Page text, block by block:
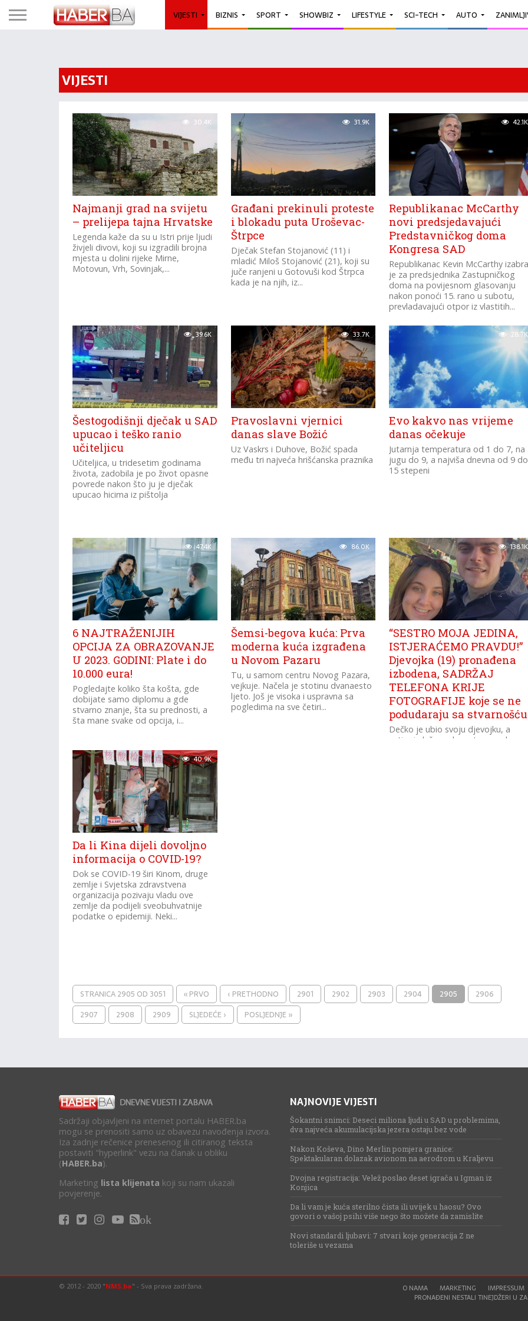
VIJESTI BIZNIS SPORT SHOWBIZ LIFESTYLE SCI-TECH AUTO
VIJESTI
30.4K
Najmanji grad na svijetu
– prelijepa tajna Hrvatske
Legenda kaže da su u Istri prije ljudi
živjeli divovi, koji su izgradili brojna
mjesta u dolini rijeke Mirne,
Motovun, Vrh, Sovinjak,...
31.9K
Građani prekinuli proteste
i blokadu puta Uroševac-
Štrpce
Dječak Stefan Stojanović (11) i
mladić Miloš Stojanović (21), koji su
juče ranjeni u Gotovuši kod Štrpca
kada je na njih, iz...
42.1K
Republikanac McCarthy
novi predsjedavajući
Predstavničkog doma
Kongresa SAD
Republikanac Kevin McCarthy
je za predsjednika Zastupničkog
doma na povijesnom glasovanju
nakon ponoći 15. rano u subotu,
prevladavajući otpor iz vlastitih...
39.6K
Šestogodišnji dječak u SAD
upucao i teško ranio
učiteljicu
Učiteljica, u tridesetim godinama
života, zadobila je po život opasne
povrede nakon što ju je dječak
upucao hicima iz pištolja
33.7K
Pravoslavni vjernici
danas slave Božić
Uz Vaskrs i Duhove, Božić spada
među tri najveća hrišćanska praznika
28.7K
Evo kakvo nas vrijeme
danas očekuje
Jutarnja temperatura od 1 do 7, na
jugu do 9, a najviša dnevna od 9 do
15 stepeni
47.4K
6 NAJTRAŽENIJIH
OPCIJA ZA OBRAZOVANJE
U 2023. GODINI: Plate i do
10.000 eura!
Pogledajte koliko šta košta, gde
dobijate samo diplomu a gde
stvarno znanje, šta su prednosti, a
šta mane svake od opcija, i...
86.0K
Šemsi-begova kuća: Prva
moderna kuća izgrađena
u Novom Pazaru
Tu, u samom centru Novog Pazara,
vejkuje. Načela je stotinu dvanaesto
ljeto. Još je visoka i uspravna sa
pogledima na sve četiri...
138.1K
“SESTRO MOJA JEDINA,
ISTJERAĆEMO PRAVDU!”
Djevojka (19) pronađena
izbodena, SADRŽAJ
TELEFONA KRIJE
FOTOGRAFIJE koje se ne
podudaraju sa
Dečko je ubio svoju djevojku, a
zatim je ležao u krevetu pored
40.9K
Da li Kina dijeli dovoljno
informacija o COVID-19?
Dok se COVID-19 širi Kinom, druge
zemlje i Svjetska zdravstvena
organizacija pozivaju vladu ove
zemlje da podijeli sveobuhvatnije
podatke o epidemiji. Neki...
STRANICA 2905 OD 3051 « PRVO ‹ PRETHODNO 2901 2902 2903 2904 2905
2906
2907
2908 2909 SLJEDEĆE › POSLJEDNJE »
Sadržaji objavljeni na internet portalu HABER.ba
mogu se prenositi samo uz obavezu navođenja izvora.
Iza zadnje rečenice prenesenog ili citiranog teksta
postaviti "hyperlink" vezu na članak u obliku
(HABER.ba).
Marketing lista klijenata koji su nam ukazali
povjerenje.
ok
NAJNOVIJE VIJESTI
Šokantni snimci: Deseci miliona ljudi u SAD u problemima,
dva najveća akumulacijska jezera ostaju bez vode
Nakon Koševa, Dino Merlin pomjera granice:
Spektakularan dolazak avionom na aerodrom u Kraljevu
Dvojna registracija: Velež poslao deset igrača u Igman iz
Konjica
Da li vam je kuća sterilno čista ili uvijek u haosu? Ovo
govori o vašoj psihi više nego što možete da zamislite
Novi standardi ljubavi: 7 stvari koje generacija Z ne
toleriše u vezama
O NAMA MARKETING IMPRESSUM
PRONAĐENI NESTALI TINEJDŽERI U
© 2012 - 2020 "NMS.ba" - Sva prava zadržana.